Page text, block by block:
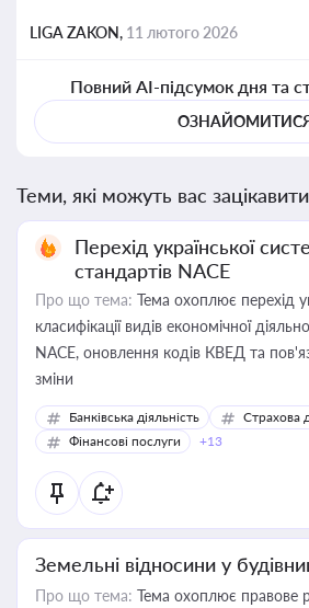
LIGA ZAKON, 11 лютого 2026
Повний AI-підсумок дня та
Теми, які можуть вас
Перехід української
стандартів NACE
Про що тема: Тема охоплює перехід
класифікації видів економічної
NACE, оновлення кодів КВЕД та
зміни
Банківська діяльність
Страхова
Фінансові послуги
+13
Земельні відносини у
Про що тема: Тема охоплює правове